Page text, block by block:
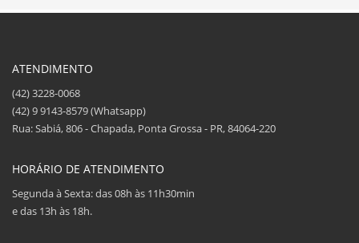
ATENDIMENTO
(42) 3228-0068
(42) 9 9143-8579 (Whatsapp)
Rua: Sabiá, 806 - Chapada, Ponta Grossa - PR, 84064-220
HORÁRIO DE ATENDIMENTO
Segunda à Sexta: das 08h às 11h30min
e das 13h às 18h.